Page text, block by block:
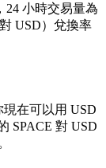
24 小時交易量為
USD）兌換率
現在可以用 USD
SPACE 對 USD